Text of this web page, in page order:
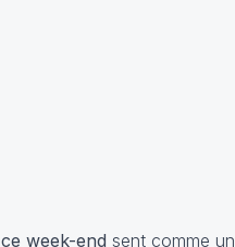
ce week-end sent comme